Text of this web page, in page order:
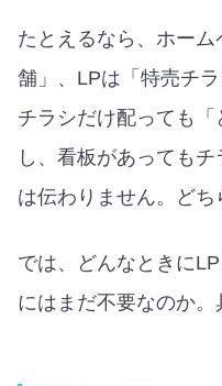
たとえるなら、ホー
舗」、LPは「特売チ
チラシだけ配っても
し、看板があっても
は伝わりません。どち
では、どんなときに
にはまだ不要なのか。